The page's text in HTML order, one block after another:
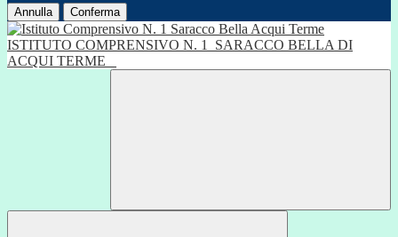
Annulla Conferma
ISTITUTO COMPRENSIVO N. 1
SARACCO BELLA DI
ACQUI TERME